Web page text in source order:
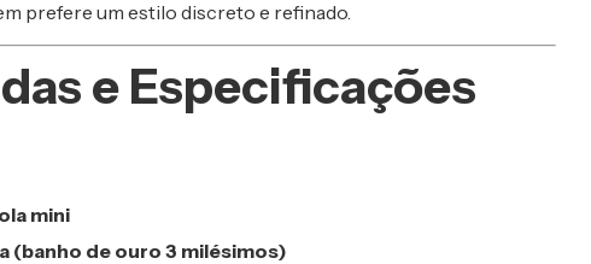
prefere um estilo discreto e refinado.
e Especificações
mini
(banho de ouro 3 milésimos)